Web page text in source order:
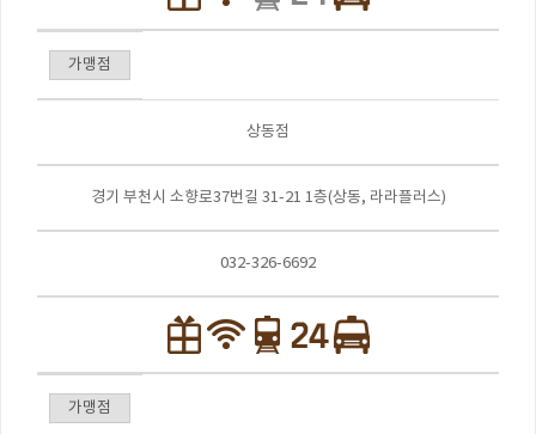
가맹점
상동점
경기 부천시 소향로37번길 31-21 1층(상동, 라라플러스)
032-326-6692
가맹점